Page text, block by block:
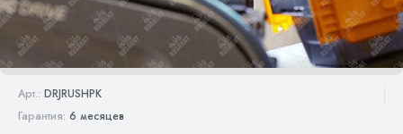
Арт.: DRJRUSHPK
Гарантия: 6 месяцев